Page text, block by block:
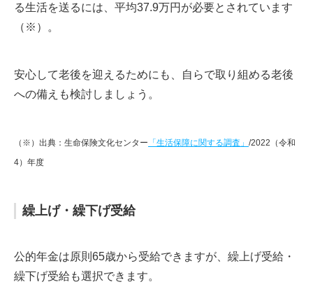
る生活を送るには、平均37.9万円が必要とされています
（※）。
安心して老後を迎えるためにも、自らで取り組める老後
への備えも検討しましょう。
（※）出典：生命保険文化センター 「生活保障に関する調査」 /2022（令和
4）年度
繰上げ・繰下げ受給
公的年金は原則65歳から受給できますが、繰上げ受給・
繰下げ受給も選択できます。